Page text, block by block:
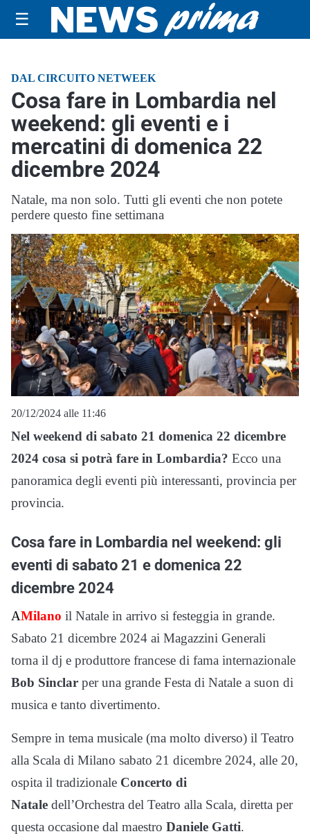
☰
DAL CIRCUITO NETWEEK
Cosa fare in Lombardia nel
weekend: gli eventi e i
mercatini di domenica 22
dicembre 2024
Natale, ma non solo. Tutti gli eventi che non potete
perdere questo fine settimana
20/12/2024 alle 11:46
Nel weekend di sabato 21 domenica 22 dicembre
2024 cosa si potrà fare in Lombardia? Ecco una
panoramica degli eventi più interessanti, provincia per
provincia.
Cosa fare in Lombardia nel weekend: gli
eventi di sabato 21 e domenica 22
dicembre 2024
AMilano il Natale in arrivo si festeggia in grande.
Sabato 21 dicembre 2024 ai Magazzini Generali
torna il dj e produttore francese di fama internazionale
Bob Sinclar per una grande Festa di Natale a suon di
musica e tanto divertimento.
Sempre in tema musicale (ma molto diverso) il Teatro
alla Scala di Milano sabato 21 dicembre 2024, alle 20,
ospita il tradizionale Concerto di
Natale dell’Orchestra del Teatro alla Scala, diretta per
questa occasione dal maestro Daniele Gatti.